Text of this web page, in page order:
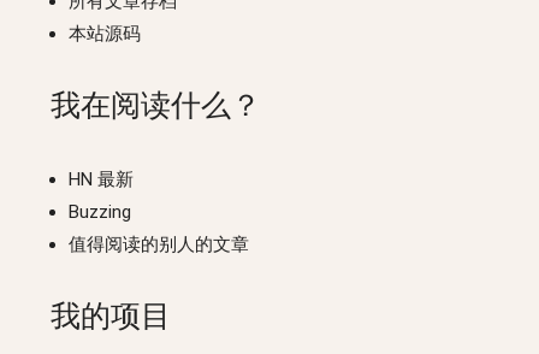
本站源码
我在阅读什么？
HN 最新
Buzzing
值得阅读的别人的文章
我的项目